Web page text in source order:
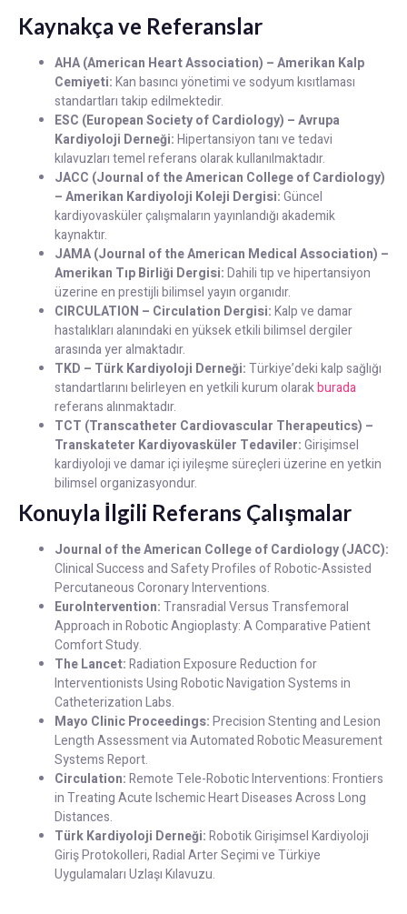
Kaynakça ve Referanslar
AHA (American Heart Association) – Amerikan Kalp
Cemiyeti:Kan basıncı yönetimi ve sodyum kısıtlaması
standartları takip edilmektedir.
ESC (European Society of Cardiology) – Avrupa
Kardiyoloji Derneği:Hipertansiyon tanı ve tedavi
kılavuzları temel referans olarak kullanılmaktadır.
JACC (Journal of the American College of Cardiology)
– Amerikan Kardiyoloji Koleji Dergisi:Güncel
kardiyovasküler çalışmaların yayınlandığı akademik
kaynaktır.
JAMA (Journal of the American Medical Association) –
Amerikan Tıp Birliği Dergisi:Dahili tıp ve hipertansiyon
üzerine en prestijli bilimsel yayın organıdır.
CIRCULATION – Circulation Dergisi:Kalp ve damar
hastalıkları alanındaki en yüksek etkili bilimsel dergiler
arasında yer almaktadır.
TKD – Türk Kardiyoloji Derneği:Türkiye’deki kalp sağlığı
standartlarını belirleyen en yetkili kurum olarakburada
referans alınmaktadır.
TCT (Transcatheter Cardiovascular Therapeutics) –
Transkateter Kardiyovasküler Tedaviler:Girişimsel
kardiyoloji ve damar içi iyileşme süreçleri üzerine en yetkin
bilimsel organizasyondur.
Konuyla İlgili Referans Çalışmalar
Journal of the American College of Cardiology (JACC):
Clinical Success and Safety Profiles of Robotic-Assisted
Percutaneous Coronary Interventions.
EuroIntervention:Transradial Versus Transfemoral
Approach in Robotic Angioplasty: A Comparative Patient
Comfort Study.
The Lancet:Radiation Exposure Reduction for
Interventionists Using Robotic Navigation Systems in
Catheterization Labs.
Mayo Clinic Proceedings:Precision Stenting and Lesion
Length Assessment via Automated Robotic Measurement
Systems Report.
Circulation:Remote Tele-Robotic Interventions: Frontiers
in Treating Acute Ischemic Heart Diseases Across Long
Distances.
Türk Kardiyoloji Derneği:Robotik Girişimsel Kardiyoloji
Giriş Protokolleri, Radial Arter Seçimi ve Türkiye
Uygulamaları Uzlaşı Kılavuzu.